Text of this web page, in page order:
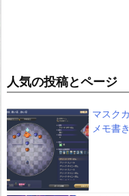
人気の投稿とページ
マスク
メモ書